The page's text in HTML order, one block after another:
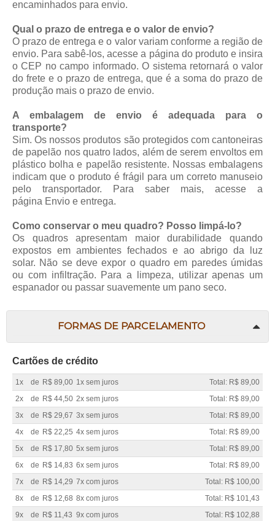
encaminhados para envio.
Qual o prazo de entrega e o valor de envio?
O prazo de entrega e o valor variam conforme a região de
envio. Para sabê-los, acesse a página do produto e insira
o CEP no campo informado. O sistema retornará o valor
do frete e o prazo de entrega, que é a soma do prazo de
produção mais o prazo de envio.
A embalagem de envio é adequada para o
transporte?
Sim. Os nossos produtos são protegidos com cantoneiras
de papelão nos quatro lados, além de serem envoltos em
plástico bolha e papelão resistente. Nossas embalagens
indicam que o produto é frágil para um correto manuseio
pelo transportador. Para saber mais, acesse a
página Envio e entrega.
Como conservar o meu quadro? Posso limpá-lo?
Os quadros apresentam maior durabilidade quando
expostos em ambientes fechados e ao abrigo da luz
solar. Não se deve expor o quadro em paredes úmidas
ou com infiltração. Para a limpeza, utilizar apenas um
espanador ou passar suavemente um pano seco.
FORMAS DE PARCELAMENTO
Cartões de crédito
1x de R$ 89,00 1x sem juros
Total: R$ 89,00
2x
de R$ 44,50 2x sem juros
Total: R$ 89,00
3x
de R$ 29,67 3x sem juros
Total: R$ 89,00
4x
de R$ 22,25 4x sem juros
Total: R$ 89,00
5x
de R$ 17,80 5x sem juros
Total: R$ 89,00
6x
de R$ 14,83 6x sem juros
Total: R$ 89,00
7x
de R$ 14,29 7x com juros
Total: R$ 100,00
8x
de R$ 12,68 8x com juros
Total: R$ 101,43
9x
de R$ 11,43 9x com juros
Total: R$ 102,88